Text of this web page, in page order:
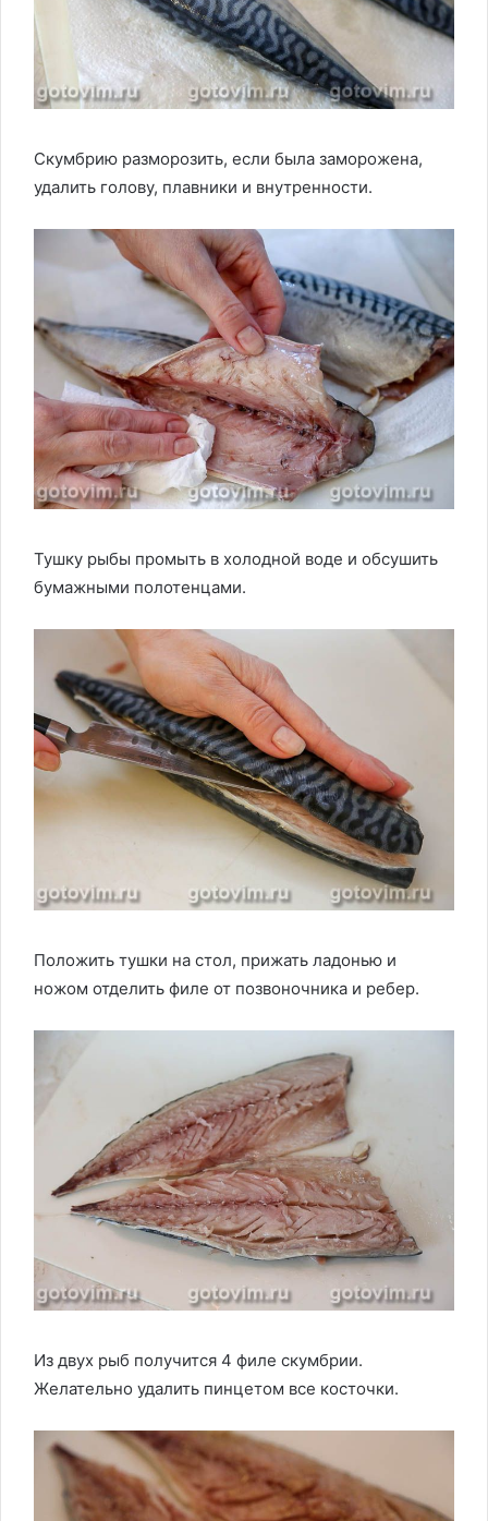
Скумбрию разморозить, если была заморожена,
удалить голову, плавники и внутренности.
Тушку рыбы промыть в холодной воде и обсушить
бумажными полотенцами.
Положить тушки на стол, прижать ладонью и
ножом отделить филе от позвоночника и ребер.
Из двух рыб получится 4 филе скумбрии.
Желательно удалить пинцетом все косточки.